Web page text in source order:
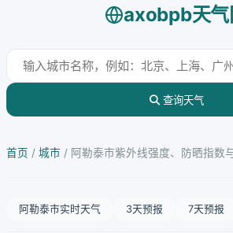
axobpb天气
查询天气
首页 / 城市 / 阿勒泰市紫外线强度、防晒指数
阿勒泰市实时天气 3天预报 7天预报